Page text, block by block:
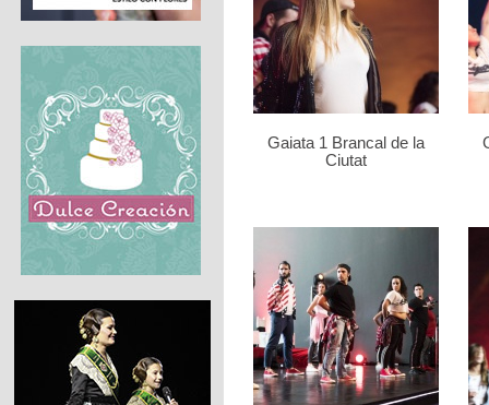
Gaiata 1 Brancal de la
Ciutat